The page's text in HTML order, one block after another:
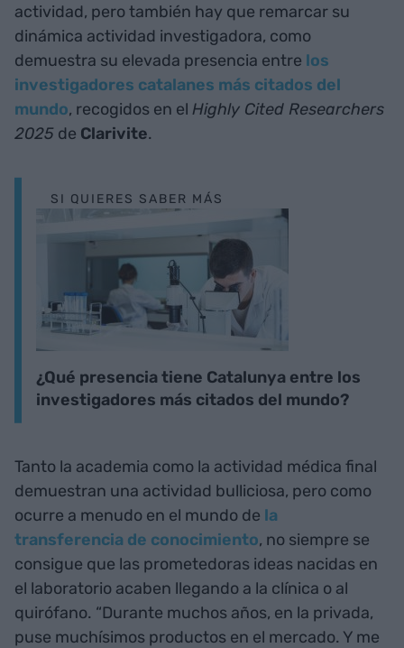
actividad, pero también hay que remarcar su
dinámica actividad investigadora, como
demuestra su elevada presencia entre los
investigadores catalanes más citados del
mundo, recogidos en el Highly Cited Researchers
2025 de Clarivite.
SI QUIERES SABER MÁS
¿Qué presencia tiene Catalunya entre los
investigadores más citados del mundo?
Tanto la academia como la actividad médica final
demuestran una actividad bulliciosa, pero como
ocurre a menudo en el mundo de la
transferencia de conocimiento, no siempre se
consigue que las prometedoras ideas nacidas en
el laboratorio acaben llegando a la clínica o al
quirófano. “Durante muchos años, en la privada,
puse muchísimos productos en el mercado. Y me